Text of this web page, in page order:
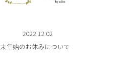
2022.12.02
年始のお休みについて